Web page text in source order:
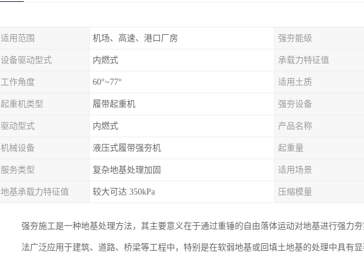
适用范围 机场、高速、港口厂房 强夯能级
设备驱动型式 内燃式 承载力特征值
工作角度 60°~77° 适用土质
起重机类型 履带起重机 强夯设备
驱动型式 内燃式 产品名称
机械设备 液压式履带强夯机 起重量
服务类型 复杂地基处理加固 适用场景
地基承载力特征值 较大可达 350kPa 压缩模量
强夯施工是一种地基处理方法，其主要意义在于通过重锤的自由落体运动对地基进行强力
法广泛应用于建筑、道路、桥梁等工程中，特别是在软弱地基或回填土地基的处理中具有显